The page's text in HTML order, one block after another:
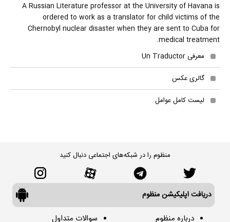
A Russian Literature professor at the University of Havana is
ordered to work as a translator for child victims of the
Chernobyl nuclear disaster when they are sent to Cuba for
medical treatment.
معرفی Un Traductor
گالری عکس
لیست کامل عوامل
منظوم را در شبکه‌های اجتماعی دنبال کنید
دریافت اپلیکیشن منظوم
درباره منظوم سوالات متداول